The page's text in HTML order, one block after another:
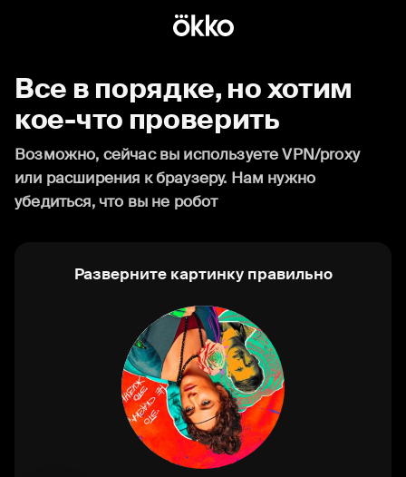
Все в порядке, но хотим
кое-что проверить
Возможно, сейчас вы используете VPN/proxy
или расширения к браузеру. Нам нужно
убедиться, что вы не робот
Разверните картинку правильно